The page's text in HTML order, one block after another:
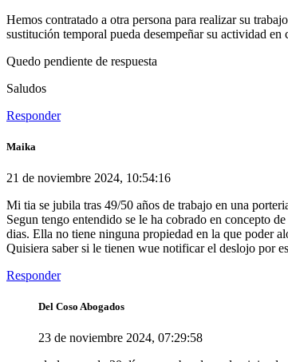
Hemos contratado a otra persona para realizar su
sustitución temporal pueda desempeñar su actividad
Quedo pendiente de respuesta
Saludos
Responder
Maika
21 de noviembre 2024, 10:54:16
Mi tia se jubila tras 49/50 años de trabajo en una
Segun tengo entendido se le ha cobrado en concepto
dias. Ella no tiene ninguna propiedad en la que poder
Quisiera saber si le tienen wue notificar el deslojo por
Responder
Del Coso Abogados
23 de noviembre 2024, 07:29:58